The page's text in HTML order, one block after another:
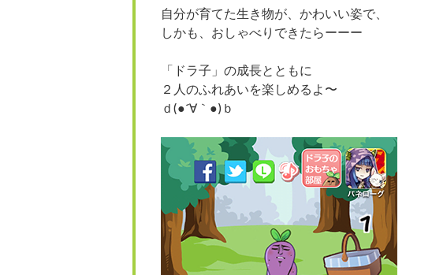
自分が育てた生き物が、かわいい姿で、
しかも、おしゃべりできたらーーー
「ドラ子」の成長とともに
２人のふれあいを楽しめるよ〜
ｄ(●´∀｀●)ｂ